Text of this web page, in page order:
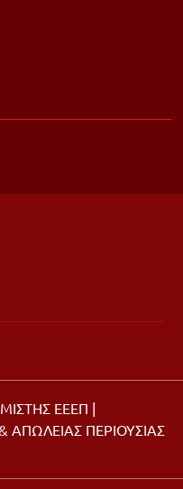
ΕΕΕΠ |
ΑΠΩΛΕΙΑΣ ΠΕΡΙΟΥΣΙΑΣ